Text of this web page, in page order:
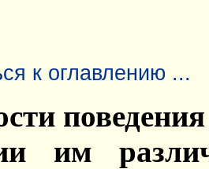
к оглавлению ...
им